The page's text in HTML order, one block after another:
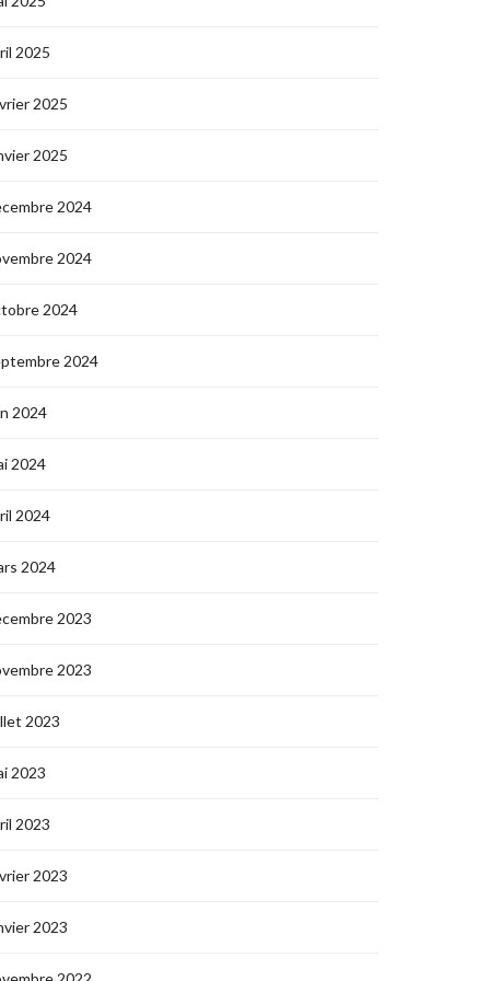
2025
2025
2025
2024
2024
2024
2024
2024
2024
2024
2024
2023
2023
2023
2023
2023
2023
2023